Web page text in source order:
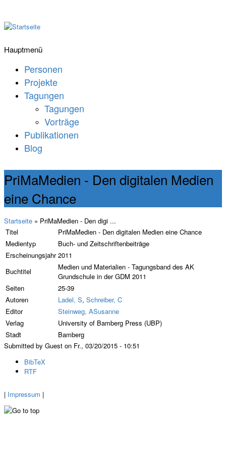
Hauptmenü
Personen
Projekte
Tagungen
Tagungen
Vorträge
Publikationen
Blog
PriMaMedien - Den digitalen Medien
eine Chance
Startseite » PriMaMedien - Den digi ...
Titel
PriMaMedien - Den digitalen Medien eine Chance
Medientyp
Buch- und Zeitschriftenbeiträge
Erscheinungsjahr 2011
Buchtitel
Medien und Materialien - Tagungsband des AK
Grundschule in der GDM 2011
Seiten
25-39
Autoren
Ladel, S, Schreiber, C
Editor
Steinweg, ASusanne
Verlag
University of Bamberg Press (UBP)
Stadt
Bamberg
Submitted by Guest on Fr., 03/20/2015 - 10:51
BibTeX
RTF
| Impressum |